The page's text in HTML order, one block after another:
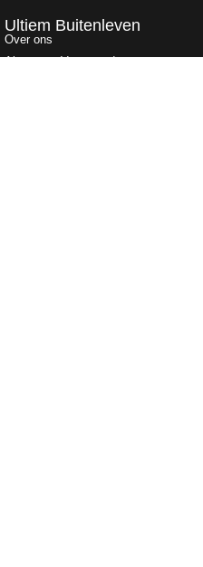
Ultiem Buitenleven
Over ons
Algemene Voorwaarden